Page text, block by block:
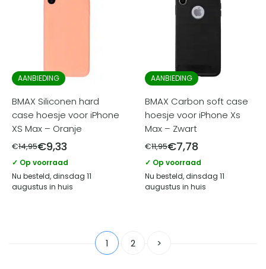
AANBIEDING
BMAX Siliconen hard
case hoesje voor iPhone
XS Max – Oranje
€14,95€9,33
✓ Op voorraad
Nu besteld, dinsdag 11
augustus in huis
AANBIEDING
BMAX Carbon soft case
hoesje voor iPhone Xs
Max – Zwart
€11,95€7,78
✓ Op voorraad
Nu besteld, dinsdag 11
augustus in huis
1 2 >